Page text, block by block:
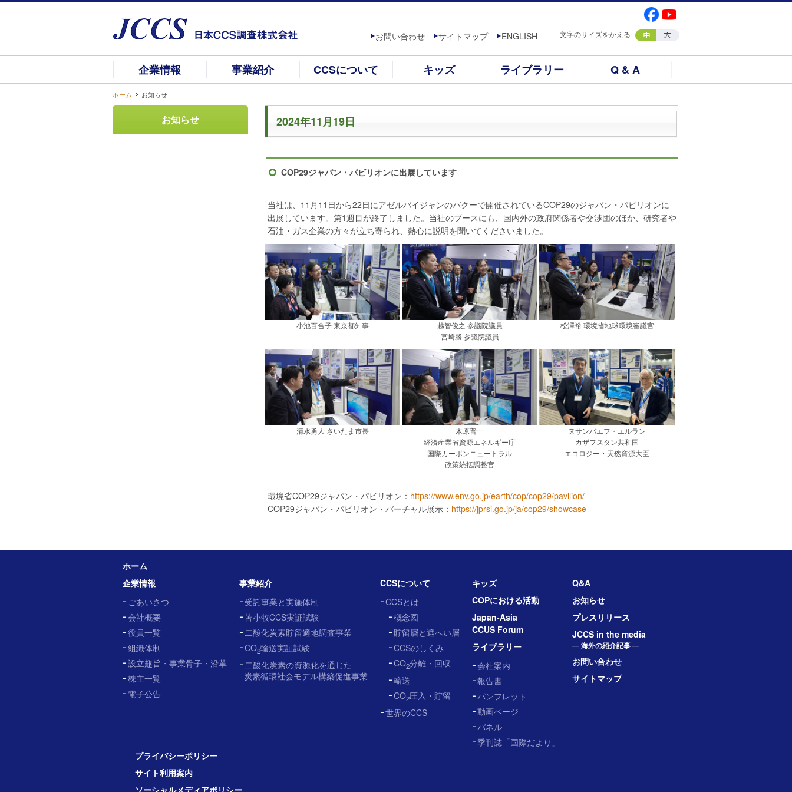
お問い合わせ サイトマップ ENGLISH 文字のサイズをかえる
企業情報 事業紹介 CCSについて キッズ ライブラリー Q & A
ホーム お知らせ
2024年11月19日
COP29ジャパン・パビリオンに出展しています
当社は、11月11日から22日にアゼルバイジャンのバクーで開催されているCOP29のジャパン・パビリオンに
出展しています。第1週目が終了しました。当社のブースにも、国内外の政府関係者や交渉団のほか、研究者や
石油・ガス企業の方々が立ち寄られ、熱心に説明を聞いてくださいました。
小池百合子 東京都知事
越智俊之 参議院議員
宮崎勝 参議院議員
松澤裕 環境省地球環境審議官
清水勇人 さいたま市長
木原普一
経済産業省資源エネルギー庁
国際カーボンニュートラル
政策統括調整官
ヌサンバエフ・エルラン
カザフスタン共和国
エコロジー・天然資源大臣
環境省COP29ジャパン・パビリオン： https://www.env.go.jp/earth/cop/cop29/pavilion/
COP29ジャパン・パビリオン・バーチャル展示： https://jprsi.go.jp/ja/cop29/showcase
お知らせ
ホーム
企業情報
ごあいさつ
会社概要
役員一覧
組織体制
設立趣旨・事業骨子・沿革
株主一覧
電子公告
事業紹介
受託事業と実施体制
苫小牧CCS実証試験
二酸化炭素貯留適地調査事業
CO2輸送実証試験
二酸化炭素の資源化を通じた
炭素循環社会モデル構築促進事業
CCSについて
CCSとは
概念図
貯留層と遮へい層
CCSのしくみ
CO2分離・回収
輸送
CO2圧入・貯留
世界のCCS
キッズ
COPにおける活動
Japan-Asia
CCUS Forum
ライブラリー
会社案内
報告書
パンフレット
動画ページ
パネル
季刊誌「国際だより」
Q&A
お知らせ
プレスリリース
JCCS in the media
― 海外の紹介記事 ―
お問い合わせ
サイトマップ
プライバシーポリシー
サイト利用案内
ソーシャルメディアポリシー